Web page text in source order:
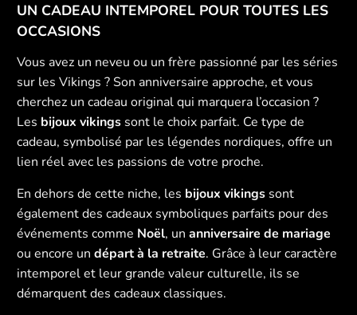
UN CADEAU INTEMPOREL POUR TOUTES LES
OCCASIONS
Vous avez un neveu ou un frère passionné par les séries
sur les Vikings ? Son anniversaire approche, et vous
cherchez un cadeau original qui marquera l’occasion ?
Les bijoux vikings sont le choix parfait. Ce type de
cadeau, symbolisé par les légendes nordiques, offre un
lien réel avec les passions de votre proche.
En dehors de cette niche, les bijoux vikings sont
également des cadeaux symboliques parfaits pour des
événements comme Noël, unanniversaire de mariage
ou encore undépart à la retraite. Grâce à leur caractère
intemporel et leur grande valeur culturelle, ils se
démarquent des cadeaux classiques.